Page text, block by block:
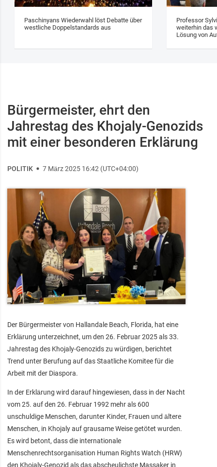
Paschinyans Wiederwahl löst Debatte über
westliche Doppelstandards aus
Professor
weiterhin das
Lösung von
Bürgermeister, ehrt den
Jahrestag des Khojaly-Genozids
mit einer besonderen Erklärung
POLITIK 7 März 2025 16:42 (UTC+04:00)
Der Bürgermeister von Hallandale Beach, Florida, hat eine
Erklärung unterzeichnet, um den 26. Februar 2025 als 33.
Jahrestag des Khojaly-Genozids zu würdigen, berichtet
Trend unter Berufung auf das Staatliche Komitee für die
Arbeit mit der Diaspora.
In der Erklärung wird darauf hingewiesen, dass in der Nacht
vom 25. auf den 26. Februar 1992 mehr als 600
unschuldige Menschen, darunter Kinder, Frauen und ältere
Menschen, in Khojaly auf grausame Weise getötet wurden.
Es wird betont, dass die internationale
Menschenrechtsorganisation Human Rights Watch (HRW)
den Khojaly-Genozid als das abscheulichste Massaker in